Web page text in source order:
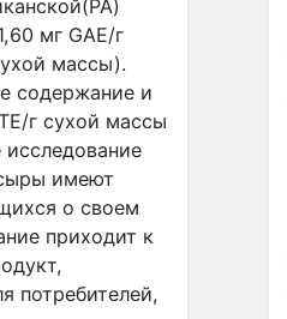
мг GAE/г
массы).
содержание и
г сухой массы
имеют
о своем
приходит к
потребителей,